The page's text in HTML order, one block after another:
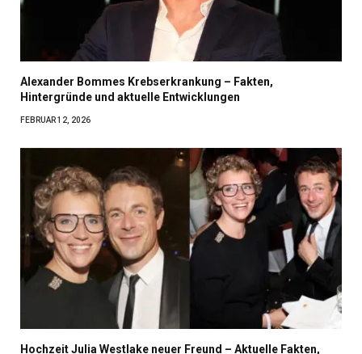
Alexander Bommes Krebserkrankung – Fakten,
Hintergründe und aktuelle Entwicklungen
FEBRUAR 12, 2026
Hochzeit Julia Westlake neuer Freund – Aktuelle Fakten,